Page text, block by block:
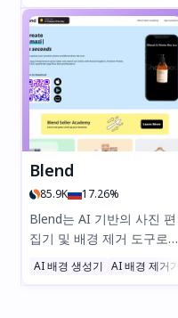
어로 원하는 것을 설명하기
만 하면, 우리의 AI 기반 도
구가 놀라운 결과를 제공합
니다. 배경 제거, 사진 조명
조정, 새로운 이미지 생성
등 20개 이상의 언어로 모
든 작업이 가능합니다. 복잡
한 소프트웨어는 필요하지
않습니다. 원활한 AI 기반
이미지 편집을 지금 Chat
Images로 경험해보세요!
Blend
85.9K 17.26%
Blend는 AI 기반의 사진 편
집기 및 배경 제거 도구로,
eCommerce 판매자, 디자
이너, 마케터가 단 몇 초 만
AI 배경 생성기 AI 배경 제거기